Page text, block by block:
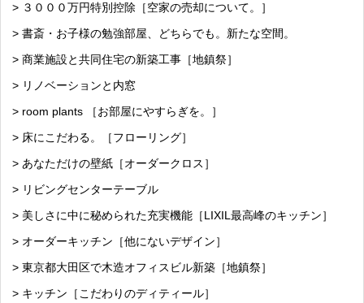
> ３０００万円特別控除［空家の売却について。］
> 書斎・お子様の勉強部屋、どちらでも。新たな空間。
> 商業施設と共同住宅の新築工事［地鎮祭］
> リノベーションと内窓
> room plants ［お部屋にやすらぎを。］
> 床にこだわる。［フローリング］
> あなただけの壁紙［オーダークロス］
> リビングセンターテーブル
> 美しさに中に秘められた充実機能［LIXIL最高峰のキッチン］
> オーダーキッチン［他にないデザイン］
> 東京都大田区で木造オフィスビル新築［地鎮祭］
> キッチン［こだわりのディティール］